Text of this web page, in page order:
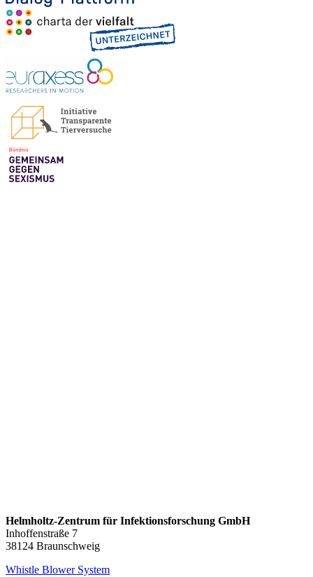
Helmholtz-Zentrum für Infektionsforschung GmbH
Inhoffenstraße 7
38124 Braunschweig
Whistle Blower System